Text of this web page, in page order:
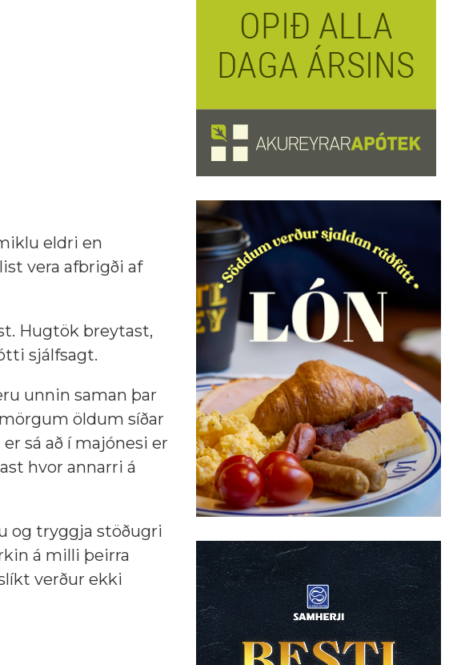
eldri en
vera afbrigði af
Hugtök breytast,
sjálfsagt.
unnin saman þar
öldum síðar
sá að í majónesi er
hvor annarri á
og tryggja stöðugri
á milli þeirra
verður ekki